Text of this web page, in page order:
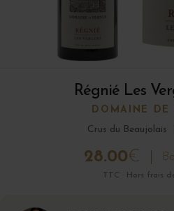
Régnié Les
DOMAINE DE
Crus du Beaujolais
28.00€
TTC · Hors frais